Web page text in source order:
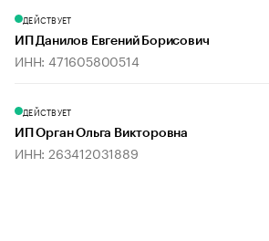
ДЕЙСТВУЕТ
ИП Данилов Евгений Борисович
ИНН: 471605800514
ДЕЙСТВУЕТ
ИП Орган Ольга Викторовна
ИНН: 263412031889